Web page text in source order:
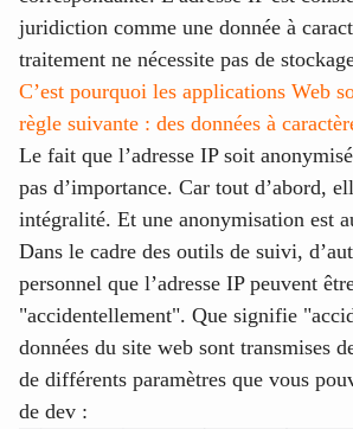
juridiction comme une donnée à
traitement ne nécessite pas de
C’est pourquoi les applications Web
règle suivante : des données à
Le fait que l’adresse IP soit
pas d’importance. Car tout d’abord,
intégralité. Et une anonymisation est
Dans le cadre des outils de suivi,
personnel que l’adresse IP peuvent
"accidentellement". Que signifie
données du site web sont transmises
de différents paramètres que vous
de dev :